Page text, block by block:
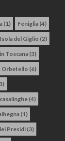
(1) Feniglia (4)
Isola del Giglio (2)
Toscana (3)
Orbetello (6)
(4)
(1)
Presidi (3)